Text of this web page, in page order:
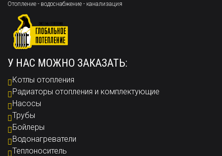
Отопление - водоснабжение - канализация
У НАС МОЖНО ЗАКАЗАТЬ:
Котлы отопления
Радиаторы отопления и комплектующие
Насосы
Трубы
Бойлеры
Водонагреватели
Теплоноситель